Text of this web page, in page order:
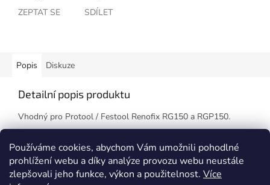
Používáme cookies, abychom Vám umožnili pohodlné
prohlížení webu a díky analýze provozu webu neustále
zlepšovali jeho funkce, výkon a použitelnost. Více
ZEPTAT SE SDÍLET
Popis Diskuze
Detailní popis produktu
Vhodný pro Protool / Festool Renofix RG150 a RGP150.